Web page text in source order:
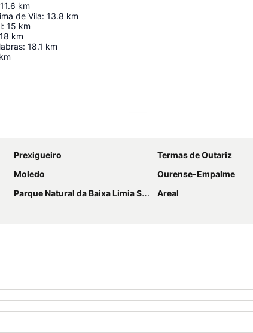
11.6 km
de Vila: 13.8 km
: 15 km
18 km
: 18.1 km
km
Prexigueiro
Termas de Outariz
Moledo
Ourense-Empalme
Parque Natural da Baixa Limia Serra do Xurés
Areal